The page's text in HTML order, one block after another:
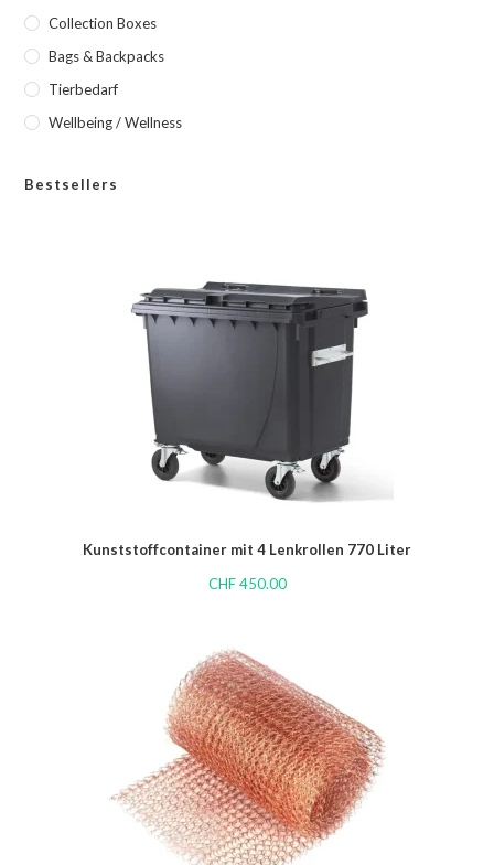
Collection Boxes
Bags & Backpacks
Tierbedarf
Wellbeing / Wellness
Bestsellers
Kunststoffcontainer mit 4 Lenkrollen 770 Liter
CHF450.00